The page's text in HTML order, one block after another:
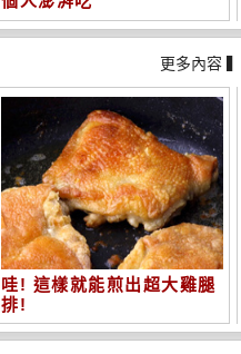
更多內容 ▍
哇! 這樣就能煎出超大雞腿
排!